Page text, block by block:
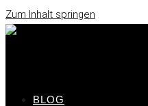
Zum Inhalt springen
BLOG